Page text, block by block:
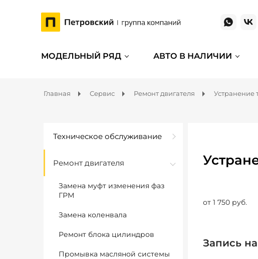
МОДЕЛЬНЫЙ РЯД АВТО В НАЛИЧИИ
Главная Сервис Ремонт двигателя Устранение
Техническое обслуживание
Ремонт двигателя
Замена муфт изменения фаз
ГРМ
Замена коленвала
Ремонт блока цилиндров
Промывка масляной системы
от 1 750 руб.
Запись